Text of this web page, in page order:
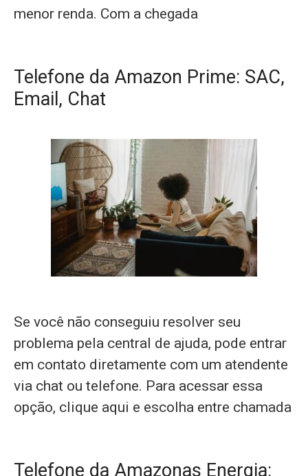
menor renda. Com a chegada
Telefone da Amazon Prime: SAC,
Email, Chat
Se você não conseguiu resolver seu
problema pela central de ajuda, pode entrar
em contato diretamente com um atendente
via chat ou telefone. Para acessar essa
opção, clique aqui e escolha entre chamada
Telefone da Amazonas Energia: